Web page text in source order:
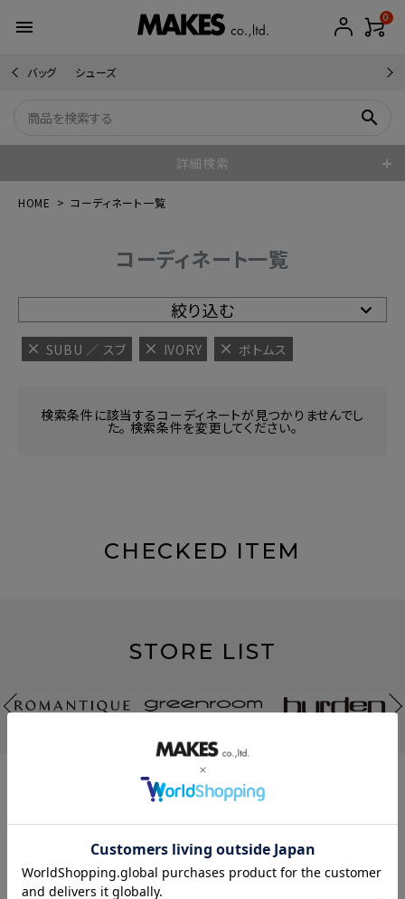
menu 0
バッグ シューズ
search
詳細検索
HOME コーディネート一覧
コーディネート一覧
絞り込む
SUBU ／ スブ IVORY ボトムス
検索条件に該当するコーディネートが見つかりませんでし
た。 検索条件を変更してください。
CHECKED ITEM
STORE LIST
富山の中心エリアで現在7店舗の